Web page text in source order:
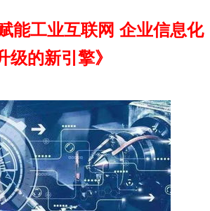
能工业互联网 企业信息化
级的新引擎》